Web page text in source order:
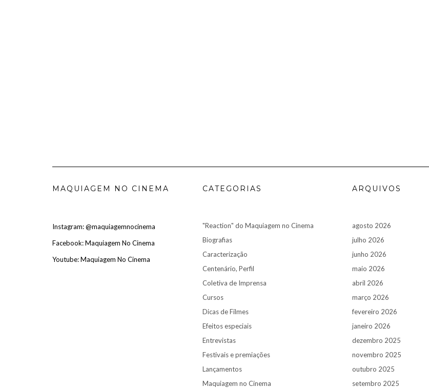
MAQUIAGEM NO CINEMA
Instagram: @maquiagemnocinema
Facebook: Maquiagem No Cinema
Youtube: Maquiagem No Cinema
CATEGORIAS
"Reaction" do Maquiagem no Cinema
Biografias
Caracterização
Centenário, Perfil
Coletiva de Imprensa
Cursos
Dicas de Filmes
Efeitos especiais
Entrevistas
Festivais e premiações
Lançamentos
Maquiagem no Cinema
ARQUIVOS
agosto 2026
julho 2026
junho 2026
maio 2026
abril 2026
março 2026
fevereiro 2026
janeiro 2026
dezembro 2025
novembro 2025
outubro 2025
setembro 2025